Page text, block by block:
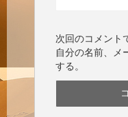
次回のコメント
自分の名前、メ
する。